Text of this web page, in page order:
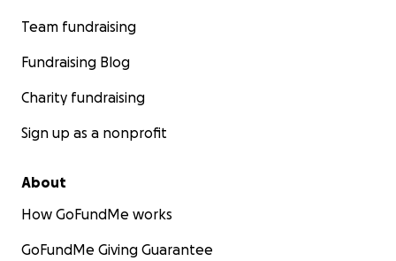
Team fundraising
Fundraising Blog
Charity fundraising
Sign up as a nonprofit
About
How GoFundMe works
GoFundMe Giving Guarantee